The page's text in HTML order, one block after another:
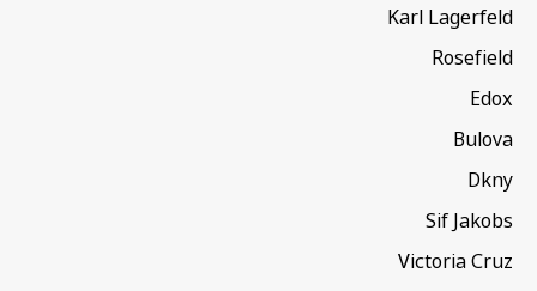
Karl Lagerfeld
Rosefield
Edox
Bulova
Dkny
Sif Jakobs
Victoria Cruz